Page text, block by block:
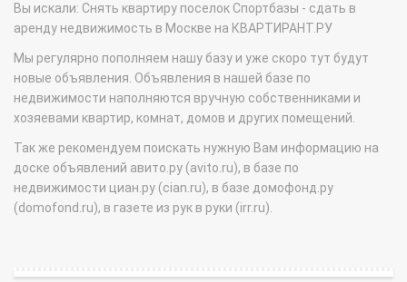
Вы искали: Снять квартиру поселок Спортбазы - сдать в
аренду недвижимость в Москве на КВАРТИРАНТ.РУ
Мы регулярно пополняем нашу базу и уже скоро тут будут
новые объявления. Объявления в нашей базе по
недвижимости наполняются вручную собственниками и
хозяевами квартир, комнат, домов и других помещений.
Так же рекомендуем поискать нужную Вам информацию на
доске объявлений авито.ру (avito.ru), в базе по
недвижимости циан.ру (cian.ru), в базе домофонд.ру
(domofond.ru), в газете из рук в руки (irr.ru).